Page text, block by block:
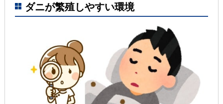
ダニが繁殖しやすい環境